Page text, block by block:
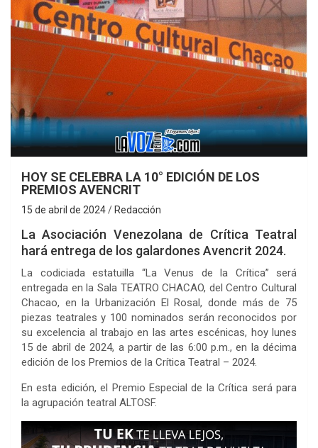
HOY SE CELEBRA LA 10° EDICIÓN DE LOS
PREMIOS AVENCRIT
15 de abril de 2024 Redacción
La Asociación Venezolana de Crítica Teatral
hará entrega de los galardones Avencrit 2024.
La codiciada estatuilla “La Venus de la Crítica” será
entregada en la Sala TEATRO CHACAO, del Centro Cultural
Chacao, en la Urbanización El Rosal, donde más de 75
piezas teatrales y 100 nominados serán reconocidos por
su excelencia al trabajo en las artes escénicas, hoy lunes
15 de abril de 2024, a partir de las 6:00 p.m., en la décima
edición de los Premios de la Crítica Teatral – 2024.
En esta edición, el Premio Especial de la Crítica será para
la agrupación teatral ALTOSF.